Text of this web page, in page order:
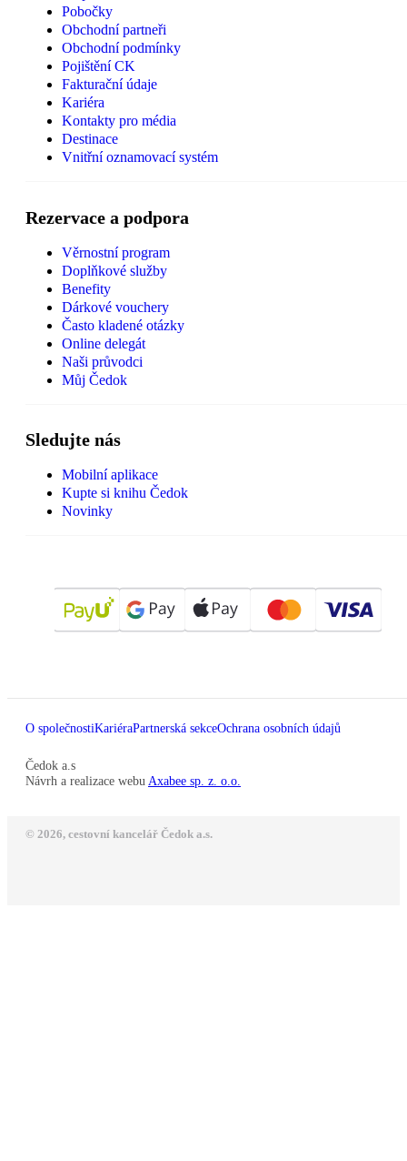
Pobočky
Obchodní partneři
Obchodní podmínky
Pojištění CK
Fakturační údaje
Kariéra
Kontakty pro média
Destinace
Vnitřní oznamovací systém
Rezervace a podpora
Věrnostní program
Doplňkové služby
Benefity
Dárkové vouchery
Často kladené otázky
Online delegát
Naši průvodci
Můj Čedok
Sledujte nás
Mobilní aplikace
Kupte si knihu Čedok
Novinky
O společnostiKariéraPartnerská sekceOchrana osobních údajů
Čedok a.s
Návrh a realizace webu Axabee sp. z. o.o.
© 2026, cestovní kancelář Čedok a.s.